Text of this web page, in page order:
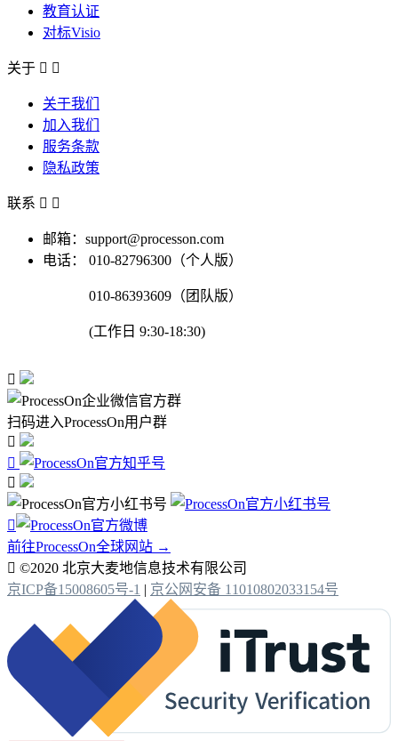
教育认证
对标Visio
关于  
关于我们
加入我们
服务条款
隐私政策
联系  
邮箱：support@processon.com
电话：
010-82796300（个人版）
010-86393609（团队版）
(工作日 9:30-18:30)

扫码进入ProcessOn用户群




前往ProcessOn全球网站 →
 ©2020 北京大麦地信息技术有限公司
京ICP备15008605号-1 | 京公网安备 11010802033154号